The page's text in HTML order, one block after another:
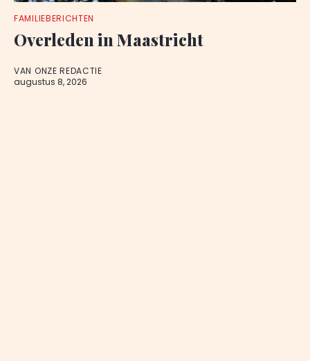
FAMILIEBERICHTEN
Overleden in Maastricht
VAN ONZE REDACTIE
augustus 8, 2026